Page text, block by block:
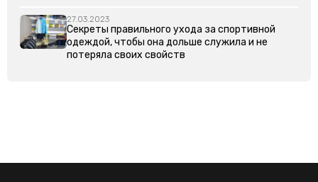
27.03.2023
Секреты правильного ухода за спортивной
одеждой, чтобы она дольше служила и не
потеряла своих свойств